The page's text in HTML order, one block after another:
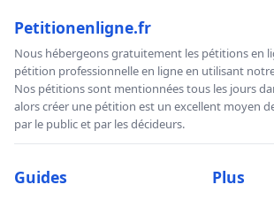
Petitionenligne.fr
Nous hébergeons gratuitement les pétitions en
pétition professionnelle en ligne en utilisant
Nos pétitions sont mentionnées tous les jours
alors créer une pétition est un excellent moyen
par le public et par les décideurs.
Guides Plus